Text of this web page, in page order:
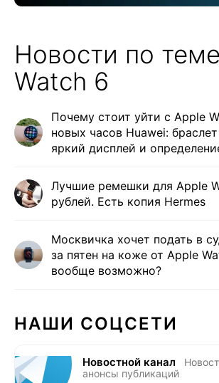
Новости по
Watch 6
Почему стоит уйти с Apple
новых часов Huawei:
яркий дисплей и
Лучшие ремешки для Apple
рублей. Есть копия Hermes
Москвичка хочет подать в
за пятен на коже от Apple
вообще возможно?
НАШИ СОЦСЕТИ
Новостной канал
анонсы публикаций